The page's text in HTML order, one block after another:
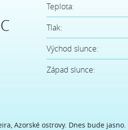
Teplota:
Tlak:
Východ slunce:
Západ slunce:
Azorské ostrovy. Dnes bude